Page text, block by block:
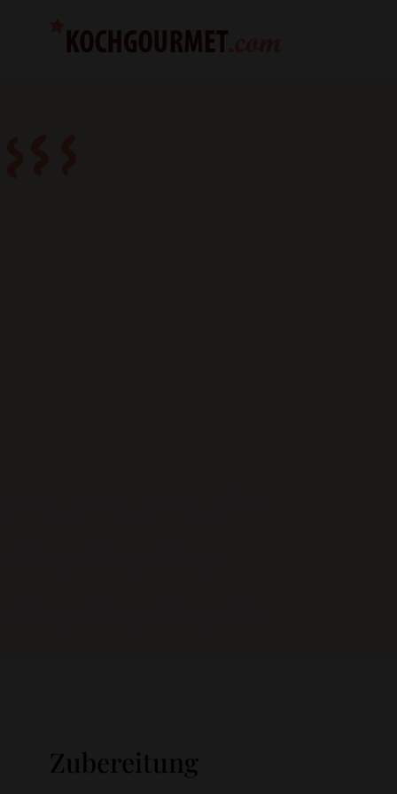
Zubereitung